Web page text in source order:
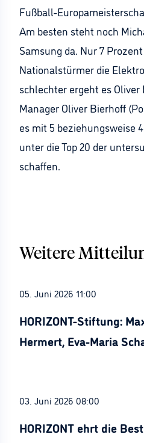
Fußball-
Am besten steht noch
Samsung da. Nur 7
Nationalstürmer die
schlechter ergeht es
Manager Oliver Bierhoff
es mit 5 beziehungsweise
unter die Top 20 der
schaffen.
Weitere
05. Juni 2026 11:00
HORIZONT-Stiftung:
Hermert, Eva-Maria
03. Juni 2026 08:00
HORIZONT ehrt die